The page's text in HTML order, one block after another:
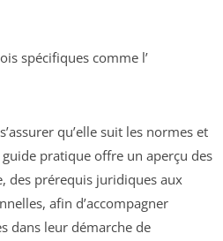
spécifiques comme l’
qu’elle suit les normes et
pratique offre un aperçu des
des prérequis juridiques aux
afin d’accompagner
dans leur démarche de